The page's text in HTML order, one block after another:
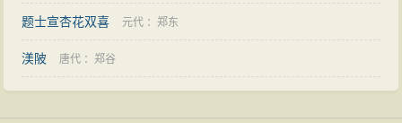
题士宣杏花双喜 元代 ：郑东
渼陂 唐代 ：郑谷